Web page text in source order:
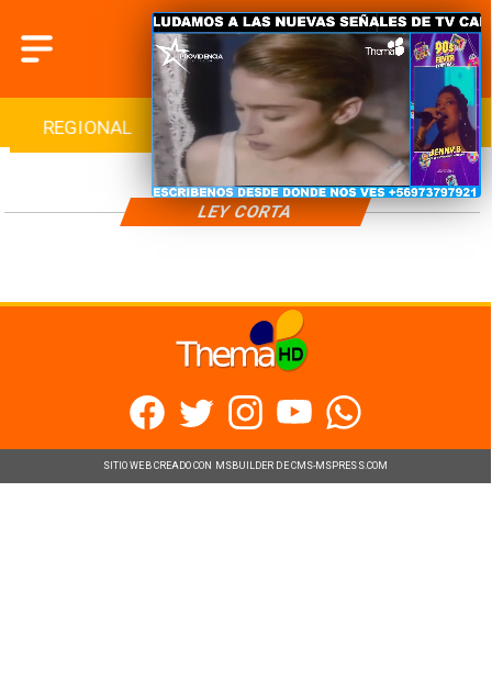
REGIONAL INTERNACIONAL DEPORTES
LEY CORTA
SITIO WEB CREADO CON MSBUILDER DE CMS-MSPRESS.COM